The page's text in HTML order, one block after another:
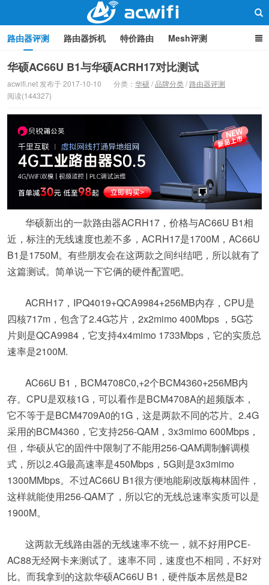
路由器评测 路由器拆机 特价路由 Mesh评测
路由器设置 软路由 路由器刷机 品牌分类
中继/桥接 WIFI周边产品 光猫 疑问集 关于本站
华硕AC66U B1与华硕ACRH17对比测试
acwifi.net 发布于 2017-10-10 分类： 华硕/品牌分类/ 路由器评测
阅读(144327)
华硕新出的一款路由器ACRH17，价格与AC66U B1相
近，标注的无线速度也差不多，ACRH17是1700M，AC66U
B1是1750M。有些朋友会在这两款之间纠结吧，所以就有了
这篇测试。简单说一下它俩的硬件配置吧。
ACRH17，IPQ4019+QCA9984+256MB内存，CPU是
四核717m，包含了2.4G芯片，2x2mimo 400Mbps ，5G芯
片则是QCA9984，它支持4x4mimo 1733Mbps，它的实质总
速率是2100M.
AC66U B1，BCM4708C0,+2个BCM4360+256MB内
存。CPU是双核1G，可以看作是BCM4708A的超频版本，
它不等于是BCM4709A0的1G，这是两款不同的芯片。2.4G
采用的BCM4360，它支持256-QAM，3x3mimo 600Mbps，
但，华硕从它的固件中限制了不能用256-QAM调制解调模
式，所以2.4G最高速率是450Mbps，5G则是3x3mimo
1300MMbps。不过AC66U B1很方便地能刷改版梅林固件，
这样就能使用256-QAM了，所以它的无线总速率实质可以是
1900M。
这两款无线路由器的无线速率不统一，就不好用PCE-
AC88无经网卡来测试了。速率不同，速度也不相同，不好对
比。而我拿到的这款华硕AC66U B1，硬件版本居然是B2